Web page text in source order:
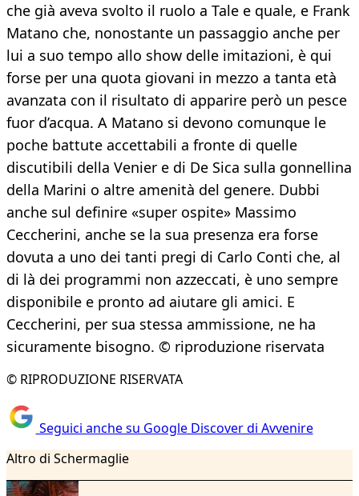
che già aveva svolto il ruolo a Tale e quale, e Frank
Matano che, nonostante un passaggio anche per
lui a suo tempo allo show delle imitazioni, è qui
forse per una quota giovani in mezzo a tanta età
avanzata con il risultato di apparire però un pesce
fuor d’acqua. A Matano si devono comunque le
poche battute accettabili a fronte di quelle
discutibili della Venier e di De Sica sulla gonnellina
della Marini o altre amenità del genere. Dubbi
anche sul definire «super ospite» Massimo
Ceccherini, anche se la sua presenza era forse
dovuta a uno dei tanti pregi di Carlo Conti che, al
di là dei programmi non azzeccati, è uno sempre
disponibile e pronto ad aiutare gli amici. E
Ceccherini, per sua stessa ammissione, ne ha
sicuramente bisogno. © riproduzione riservata
© RIPRODUZIONE RISERVATA
Seguici anche su Google Discover di Avvenire
Altro di Schermaglie